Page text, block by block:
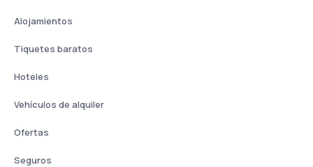
Alojamientos
Tiquetes baratos
Hoteles
Vehículos de alquiler
Ofertas
Seguros